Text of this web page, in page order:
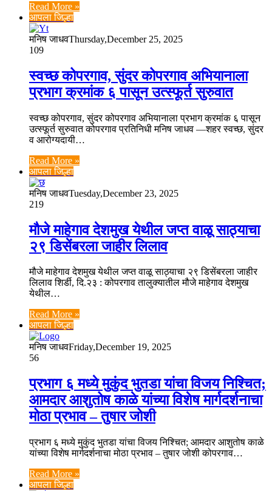
Read More »
आपला जिल्हा
मनिष जाधवThursday,December 25, 2025
109
स्वच्छ कोपरगाव, सुंदर कोपरगाव अभियानाला
प्रभाग क्रमांक ६ पासून उत्स्फूर्त सुरुवात
स्वच्छ कोपरगाव, सुंदर कोपरगाव अभियानाला प्रभाग क्रमांक ६ पासून
उत्स्फूर्त सुरुवात कोपरगाव प्रतिनिधी मनिष जाधव —शहर स्वच्छ, सुंदर
व आरोग्यदायी…
Read More »
आपला जिल्हा
मनिष जाधवTuesday,December 23, 2025
219
मौजे माहेगाव देशमुख येथील जप्त वाळू साठ्याचा
२९ डिसेंबरला जाहीर लिलाव
मौजे माहेगाव देशमुख येथील जप्त वाळू साठ्याचा २९ डिसेंबरला जाहीर
लिलाव शिर्डी, दि.२३ : कोपरगाव तालुक्यातील मौजे माहेगाव देशमुख
येथील…
Read More »
आपला जिल्हा
मनिष जाधवFriday,December 19, 2025
56
प्रभाग ६ मध्ये मुकुंद भुतडा यांचा विजय निश्चित;
आमदार आशुतोष काळे यांच्या विशेष मार्गदर्शनाचा
मोठा प्रभाव – तुषार जोशी
प्रभाग ६ मध्ये मुकुंद भुतडा यांचा विजय निश्चित; आमदार आशुतोष काळे
यांच्या विशेष मार्गदर्शनाचा मोठा प्रभाव – तुषार जोशी कोपरगाव…
Read More »
आपला जिल्हा